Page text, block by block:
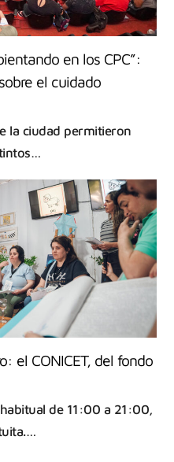
en los CPC”:
el cuidado
la ciudad permitieron
el CONICET, del fondo
de 11:00 a 21:00,